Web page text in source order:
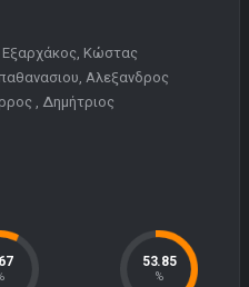
Εξαρχάκος, Κώστας
Αλεξανδρος
, Δημήτριος
53.85
%